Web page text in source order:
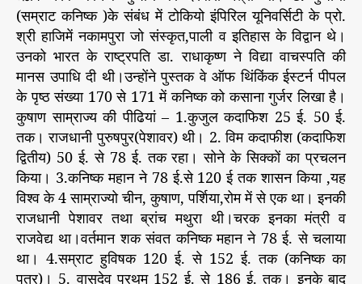
(सम्राट कनिष्क )के संबंध में टोकियो इंपिरिल यूनिवर्सिटी के प्रो.
श्री हाजिमें नकामपुरा जो संस्कृत,पाली व इतिहास के विद्वान थे।
उनको भारत के राष्ट्रपति डा. राधाकृष्ण ने विद्या वाचस्पति की
मानस उपाधि दी थी।उन्होंने पुस्तक वे ऑफ थिंकिंक ईस्टर्न पीपल
के पृष्ठ संख्या 170 से 171 में कनिष्क को कसाना गुर्जर लिखा है।
कुषाण साम्राज्य की पीढियां – 1.कुजुल कदाफिश 25 ई. 50 ई.
तक। राजधानी पुरुषपुर(पेशावर) थी। 2. विम कदाफीश (कदाफिश
द्वितीय) 50 ई. से 78 ई. तक रहा। सोने के सिक्कों का प्रचलन
किया। 3.कनिष्क महान ने 78 ई.से 120 ई तक शासन किया ,यह
विश्व के 4 साम्राज्यो चीन, कुषाण, पर्शिया,रोम में से एक था। इनकी
राजधानी पेशावर तथा ब्रांच मथुरा थी।चरक इनका मंत्री व
राजवेद्य था।वर्तमान शक संवत कनिष्क महान ने 78 ई. से चलाया
था। 4.सम्राट हुविषक 120 ई. से 152 ई. तक (कनिष्क का
पुत्र)। 5. वासुदेव प्रथम 152 ई. से 186 ई. तक। इनके बाद